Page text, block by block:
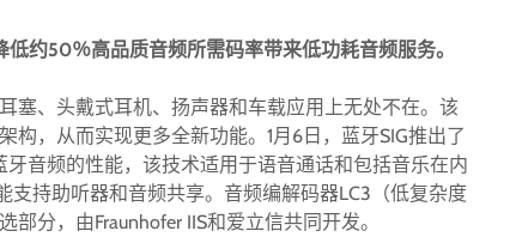
约50％高品质音频所需码率带来低功耗音频服务。
塞、头戴式耳机、扬声器和车载应用上无处不在。该
构，从而实现更多全新功能。1月6日，蓝牙SIG推出了
牙音频的性能，该技术适用于语音通话和包括音乐在内
支持助听器和音频共享。音频编解码器LC3（低复杂度
部分，由Fraunhofer IIS和爱立信共同开发。